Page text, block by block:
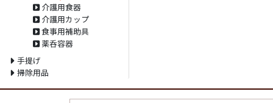
介護用食器
介護用カップ
食事用補助具
薬呑容器
手提げ
掃除用品